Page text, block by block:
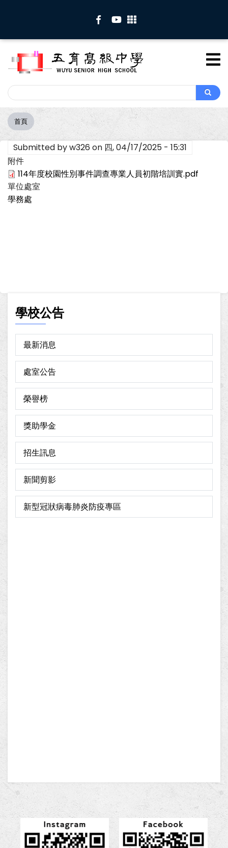
內
Search
Search
導
航
連
結
首頁
Submitted byw326 on 四, 04/17/2025 - 15:31
附件
114年度校園性別事件調查專業人員初階培訓實.pdf
單位處室
學務處
學校公告
最新消息
處室公告
榮譽榜
獎助學金
招生訊息
新聞剪影
新型冠狀病毒肺炎防疫專區